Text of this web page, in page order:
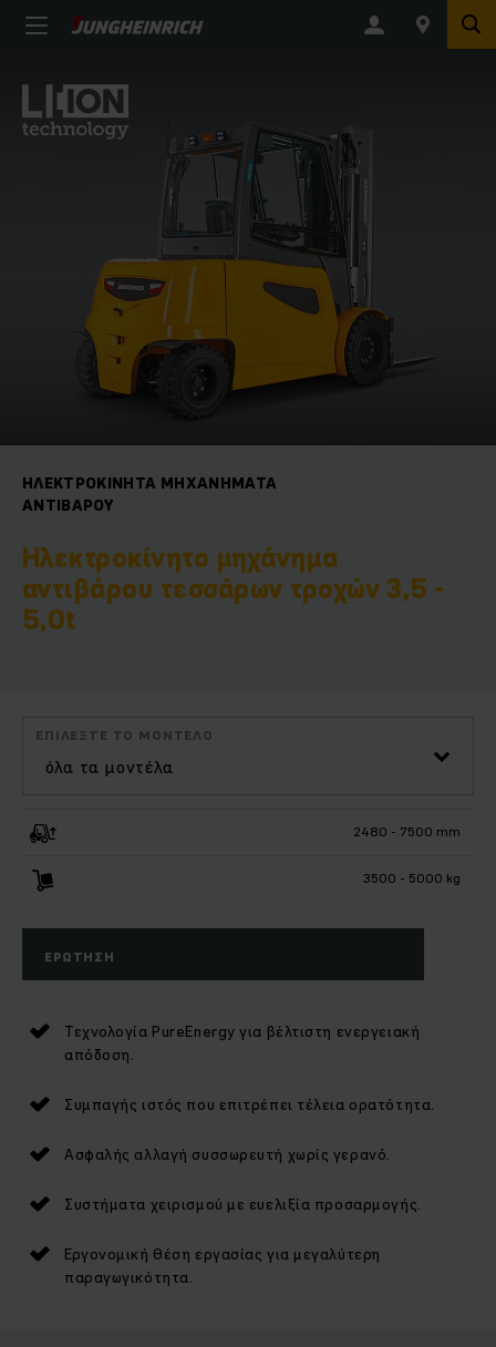
ΗΛΕΚΤΡΟΚΊΝΗΤΑ ΜΗΧΑΝΉΜΑΤΑ
ΑΝΤΙΒΆΡΟΥ
Ηλεκτροκίνητο μηχάνημα
αντιβάρου τεσσάρων τροχών 3,5 -
5,0t
όλα τα μοντέλα
ΕΠΙΛΈΞΤΕ ΤΟ ΜΟΝΤΈΛΟ
2480 - 7500 mm
3500 - 5000 kg
ΕΡΏΤΗΣΗ
Τεχνολογία PureEnergy για βέλτιστη ενεργειακή
απόδοση.
Συμπαγής ιστός που επιτρέπει τέλεια ορατότητα.
Ασφαλής αλλαγή συσσωρευτή χωρίς γερανό.
Συστήματα χειρισμού με ευελιξία προσαρμογής.
Εργονομική θέση εργασίας για μεγαλύτερη
παραγωγικότητα.